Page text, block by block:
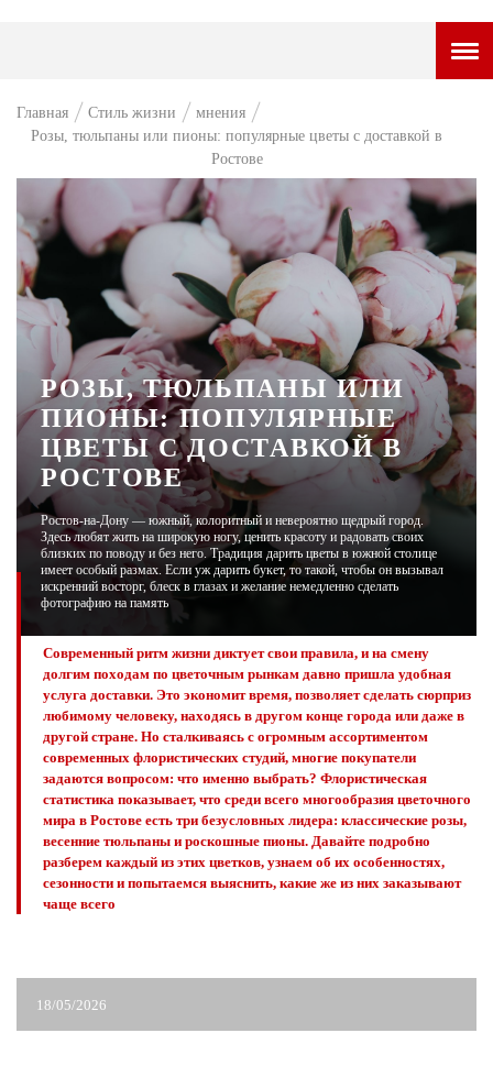
ГОРОДСКОЙ ПОРТАЛ
ВОПРОС НЕДЕЛИ
ПРЕМЬЕРА
ТАМ И ТУТ
СТИЛЬ ЖИЗНИ
ХАЙП
ЧЕЛОВЕК ОСОБЕННЫЙ
КУЛЬТ ЕДЫ
АФИША
ЖУРНАЛ
Главная Стиль жизни
мнения
Розы, тюльпаны или пионы: популярные цветы с доставкой в
Ростове
РОЗЫ, ТЮЛЬПАНЫ ИЛИ
ПИОНЫ: ПОПУЛЯРНЫЕ
ЦВЕТЫ С ДОСТАВКОЙ В
РОСТОВЕ
Ростов-на-Дону — южный, колоритный и невероятно щедрый город.
Здесь любят жить на широкую ногу, ценить красоту и радовать своих
близких по поводу и без него. Традиция дарить цветы в южной столице
имеет особый размах. Если уж дарить букет, то такой, чтобы он вызывал
искренний восторг, блеск в глазах и желание немедленно сделать
фотографию на память
Современный ритм жизни диктует свои правила, и на смену
долгим походам по цветочным рынкам давно пришла удобная
услуга доставки. Это экономит время, позволяет сделать сюрприз
любимому человеку, находясь в другом конце города или даже в
другой стране. Но сталкиваясь с огромным ассортиментом
современных флористических студий, многие покупатели
задаются вопросом: что именно выбрать? Флористическая
статистика показывает, что среди всего многообразия цветочного
мира в Ростове есть три безусловных лидера: классические розы,
весенние тюльпаны и роскошные пионы. Давайте подробно
разберем каждый из этих цветков, узнаем об их особенностях,
сезонности и попытаемся выяснить, какие же из них заказывают
чаще всего
18/05/2026